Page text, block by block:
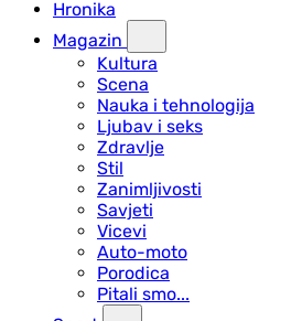
Hronika
Magazin
Kultura
Scena
Nauka i tehnologija
Ljubav i seks
Zdravlje
Stil
Zanimljivosti
Savjeti
Vicevi
Auto-moto
Porodica
Pitali smo...